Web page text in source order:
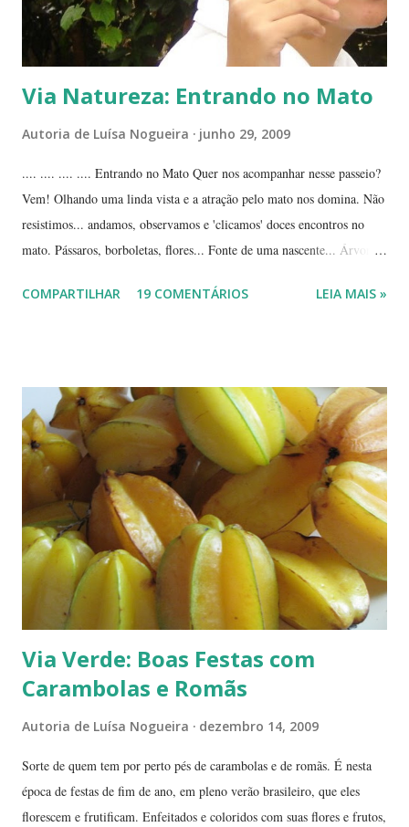
Via Natureza: Entrando no Mato
Autoria de Luísa Nogueira junho 29, 2009
.... .... .... .... Entrando no Mato Quer nos acompanhar nesse passeio?
Vem! Olhando uma linda vista e a atração pelo mato nos domina. Não
resistimos... andamos, observamos e 'clicamos' doces encontros no
mato. Pássaros, borboletas, flores... Fonte de uma nascente... Árvores
e cores... Picão*... Mais flores... Muitas plantas, capim, pedras... Um
de passeios no mato, em pleno cerrado, observando as pequenas coisas
à nossa volta, tão importantes mas às vezes tão esquecidas. Vamos
aproveitar as férias para curtir a natureza? ... ----------------------- ....
A moça que aparece na...
COMPARTILHAR 19 COMENTÁRIOS LEIA MAIS »
Via Verde: Boas Festas com
Carambolas e Romãs
Autoria de Luísa Nogueira dezembro 14, 2009
Sorte de quem tem por perto pés de carambolas e de romãs. É nesta
época de festas de fim de ano, em pleno verão brasileiro, que eles
florescem e frutificam. Enfeitados e coloridos com suas flores e frutos,